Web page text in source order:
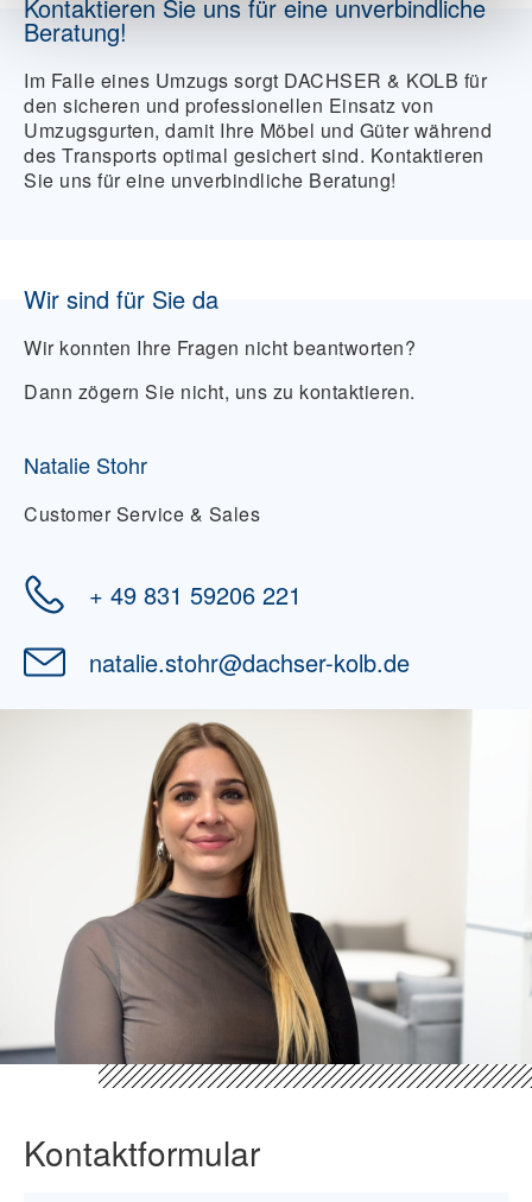
Verleih oder zum Kauf.
Kontaktieren Sie uns für eine unverbindliche
Beratung!
Im Falle eines Umzugs sorgt DACHSER & KOLB für
den sicheren und professionellen Einsatz von
Umzugsgurten, damit Ihre Möbel und Güter während
des Transports optimal gesichert sind. Kontaktieren
Sie uns für eine unverbindliche Beratung!
Wir sind für Sie da
Wir konnten Ihre Fragen nicht beantworten?
Dann zögern Sie nicht, uns zu kontaktieren.
Natalie Stohr
Customer Service & Sales
+ 49 831 59206 221
natalie.stohr@dachser-kolb.de
Kontaktformular